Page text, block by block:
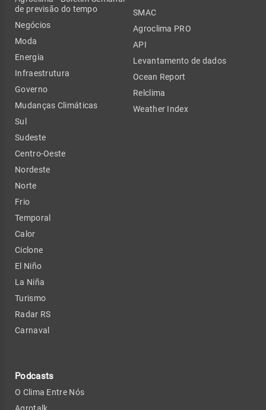
de previsão do tempo
Negócios
Moda
Energia
Infraestrutura
Governo
Mudanças Climáticas
Sul
Sudeste
Centro-Oeste
Nordeste
Norte
Frio
Temporal
Calor
Ciclone
El Niño
La Niña
Turismo
Radar RS
Carnaval
Podcasts
O Clima Entre Nós
SMAC
Agroclima PRO
API
Levantamento de dados
Ocean Report
Relclima
Weather Index